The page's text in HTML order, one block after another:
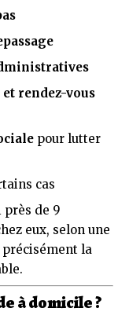
rendez-vous
pour lutter
cas
près de 9
eux, selon une
précisément la
à domicile ?